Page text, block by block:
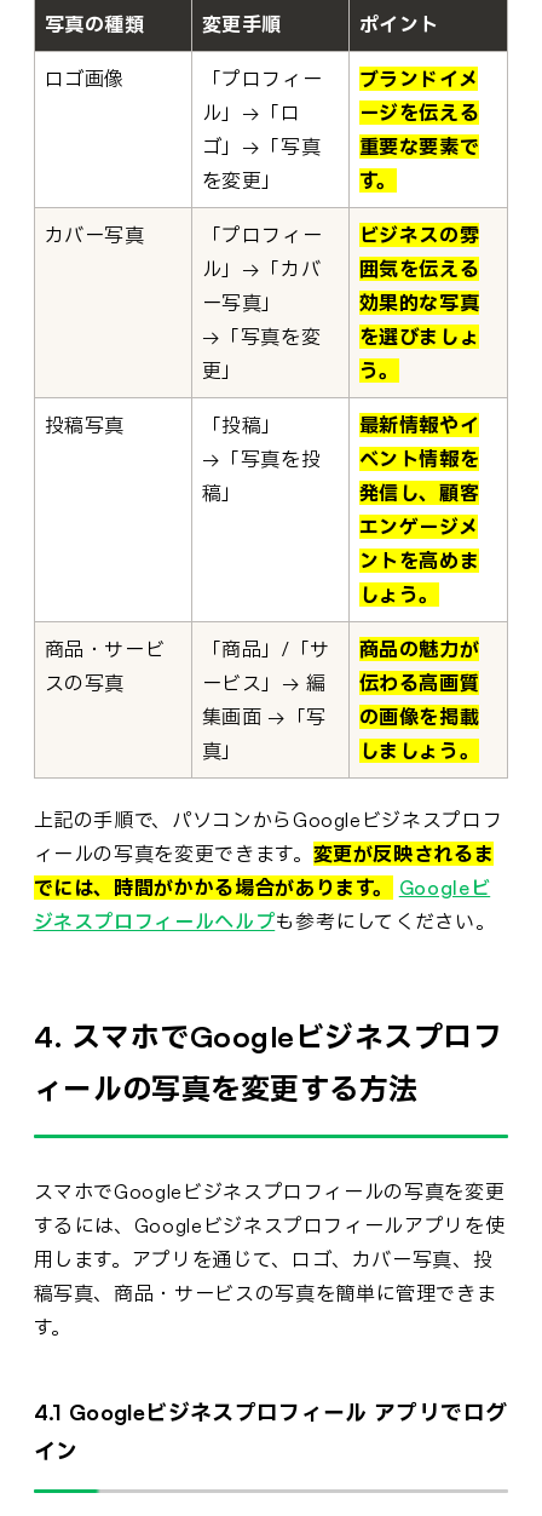
写真の種類 変更手順 ポイント
ロゴ画像
「プロフィー
ル」→「ロ
ゴ」→「写真
を変更」
ブランドイメ
ージを伝える
重要な要素で
す。
カバー写真
「プロフィー
ル」→「カバ
ー写真」
→「写真を変
更」
ビジネスの雰
囲気を伝える
効果的な写真
を選びましょ
う。
投稿写真
「投稿」
→「写真を投
稿」
最新情報やイ
ベント情報を
発信し、顧客
エンゲージメ
ントを高めま
しょう。
商品・サービ
スの写真
「商品」/「サ
ービス」→ 編
集画面 →「写
真」
商品の魅力が
伝わる高画質
の画像を掲載
しましょう。
上記の手順で、パソコンからGoogleビジネスプロフ
ィールの写真を変更できます。 変更が反映されるま
でには、時間がかかる場合があります。
Googleビ
ジネスプロフィールヘルプも参考にしてください。
4. スマホでGoogleビジネスプロフ
ィールの写真を変更する方法
スマホでGoogleビジネスプロフィールの写真を変更
するには、Googleビジネスプロフィールアプリを使
用します。アプリを通じて、ロゴ、カバー写真、投
稿写真、商品・サービスの写真を簡単に管理できま
す。
4.1 Googleビジネスプロフィール アプリでログ
イン